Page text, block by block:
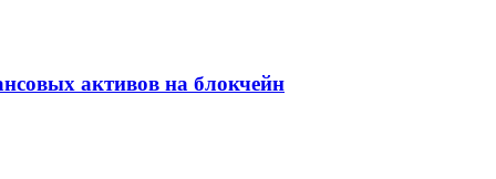
активов на блокчейн